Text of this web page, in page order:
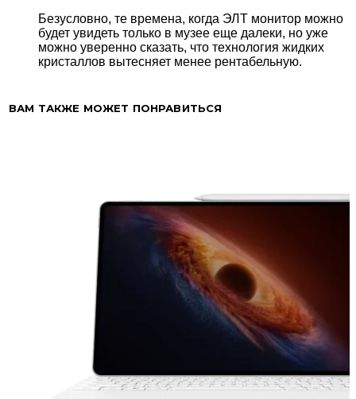
Безусловно, те времена, когда ЭЛТ монитор можно
будет увидеть только в музее еще далеки, но уже
можно уверенно сказать, что технология жидких
кристаллов вытесняет менее рентабельную.
ВАМ ТАКЖЕ МОЖЕТ ПОНРАВИТЬСЯ